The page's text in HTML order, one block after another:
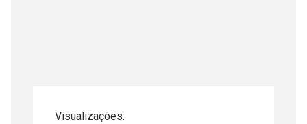
Visualizações: